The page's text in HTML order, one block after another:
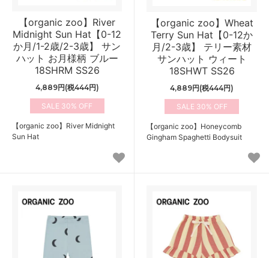
【organic zoo】River
Midnight Sun Hat【0-12
か月/1-2歳/2-3歳】 サン
ハット お月様柄 ブルー
18SHRM SS26
4,889円(税444円)
30%
【organic zoo】River Midnight
Sun Hat
【organic zoo】Wheat
Terry Sun Hat【0-12か
月/2-3歳】 テリー素材
サンハット ウィート
18SHWT SS26
4,889円(税444円)
30%
【organic zoo】Honeycomb
Gingham Spaghetti Bodysuit